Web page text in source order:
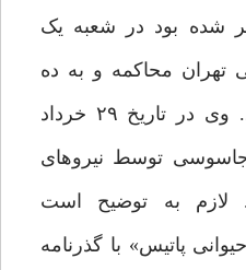
شده بود در شعبه یک
تهران محاکمه و به ده
سال زندان محکوم شد. وی در تاریخ ۲۹ خرداد
جاسوسی توسط نیروهای
لازم به توضیح است
پاتیس» با گذرنامه